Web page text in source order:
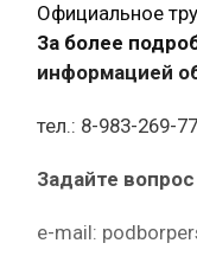
Официальное
За более
информацией
тел.: 8-983-269-
Задайте вопрос
e-mail: